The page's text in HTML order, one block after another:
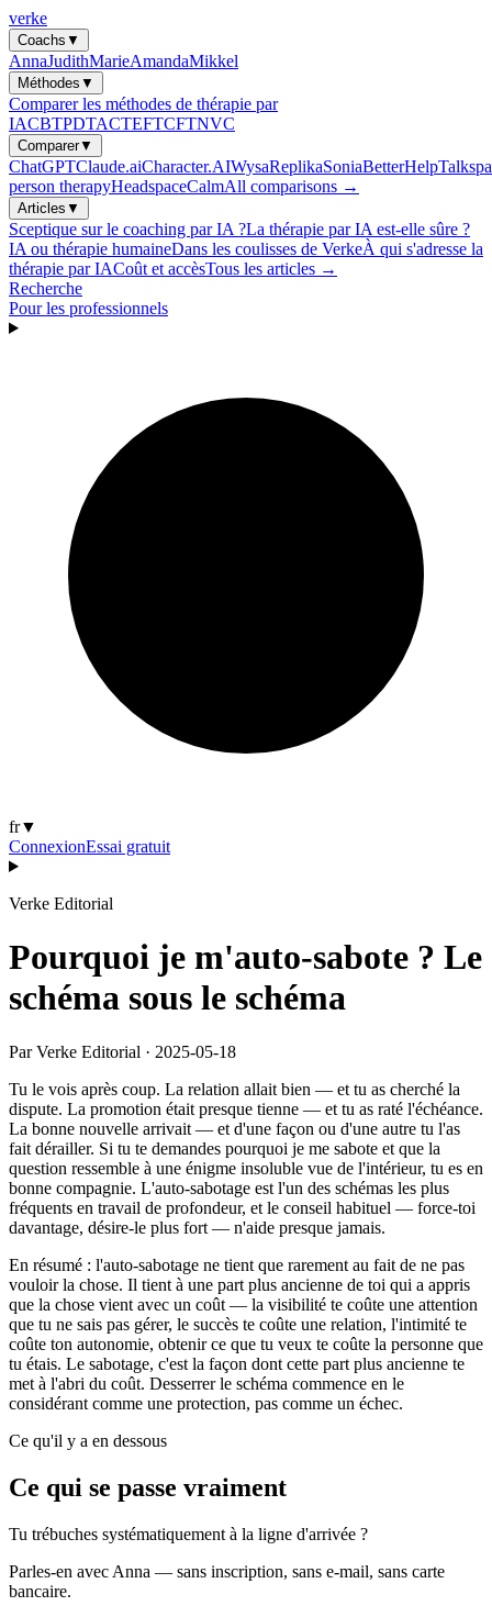
verke
Coachs ▼
AnnaJudithMarieAmandaMikkel
Méthodes ▼
Comparer les méthodes de thérapie par
IACBTPDTACTEFTCFTNVC
Comparer▼
ChatGPTClaude.aiCharacter.AIWysaReplikaSoniaBetterHelp
person therapyHeadspaceCalmAll comparisons →
Articles ▼
Sceptique sur le coaching par IA ?La thérapie par IA est-elle sûre ?
IA ou thérapie humaineDans les coulisses de VerkeÀ qui s'adresse la
thérapie par IACoût et accèsTous les articles →
Recherche
Pour les professionnels
fr▼
ConnexionEssai gratuit
Verke Editorial
Pourquoi je m'auto-sabote ? Le
schéma sous le schéma
Par Verke Editorial · 2025-05-18
Tu le vois après coup. La relation allait bien — et tu as cherché la
dispute. La promotion était presque tienne — et tu as raté l'échéance.
La bonne nouvelle arrivait — et d'une façon ou d'une autre tu l'as
fait dérailler. Si tu te demandes pourquoi je me sabote et que la
question ressemble à une énigme insoluble vue de l'intérieur, tu es en
bonne compagnie. L'auto-sabotage est l'un des schémas les plus
fréquents en travail de profondeur, et le conseil habituel — force-toi
davantage, désire-le plus fort — n'aide presque jamais.
En résumé : l'auto-sabotage ne tient que rarement au fait de ne pas
vouloir la chose. Il tient à une part plus ancienne de toi qui a appris
que la chose vient avec un coût — la visibilité te coûte une attention
que tu ne sais pas gérer, le succès te coûte une relation, l'intimité te
coûte ton autonomie, obtenir ce que tu veux te coûte la personne que
tu étais. Le sabotage, c'est la façon dont cette part plus ancienne te
met à l'abri du coût. Desserrer le schéma commence en le
considérant comme une protection, pas comme un échec.
Ce qu'il y a en dessous
Ce qui se passe vraiment
Tu trébuches systématiquement à la ligne d'arrivée ?
Parles-en avec Anna — sans inscription, sans e-mail, sans carte
bancaire.